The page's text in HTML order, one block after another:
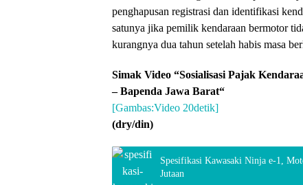
penghapusan registrasi dan identifikasi
satunya jika pemilik kendaraan bermotor
kurangnya dua tahun setelah habis masa
Simak Video “Sosialisasi Pajak
– Bapenda Jawa Barat“
[Gambas:Video 20detik]
(dry/din)
Spesifikasi Kawasaki Ninja e-1,
Jutaan